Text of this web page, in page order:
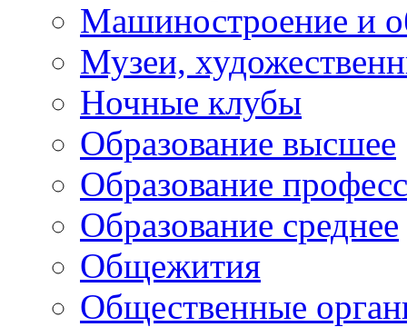
Машиностроение и
Музеи,
Ночные клубы
Образование высшее
Образование
Образование среднее
Общежития
Общественные